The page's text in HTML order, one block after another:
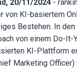
20/11/2024 -
von KI-basiertem
Bestehen. In
von einem Do-
KI-Plattform
Marketing